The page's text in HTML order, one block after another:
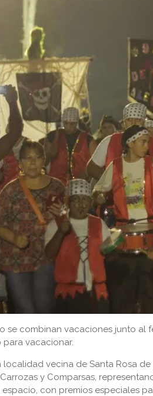
se combinan vacaciones junto
vacacionar.
vecina de Santa Rosa de
y Comparsas,
con premios especiales